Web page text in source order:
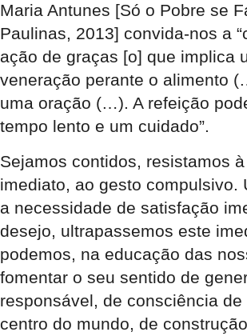
Maria Antunes [Só o Pobre se
Paulinas, 2013] convida-nos a
ação de graças [o] que implica
veneração perante o alimento
uma oração (…). A refeição
tempo lento e um cuidado”.
Sejamos contidos, resistamos
imediato, ao gesto compulsivo.
a necessidade de satisfação
desejo, ultrapassemos este
podemos, na educação das
fomentar o seu sentido de
responsável, de consciência
centro do mundo, de